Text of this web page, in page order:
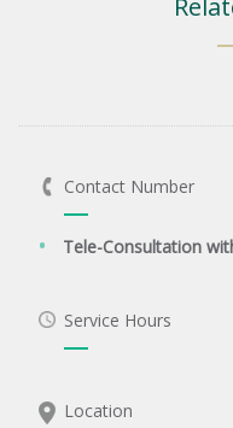
Contact Number
Tele-Consultation
Service Hours
Location